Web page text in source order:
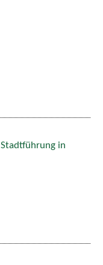
in